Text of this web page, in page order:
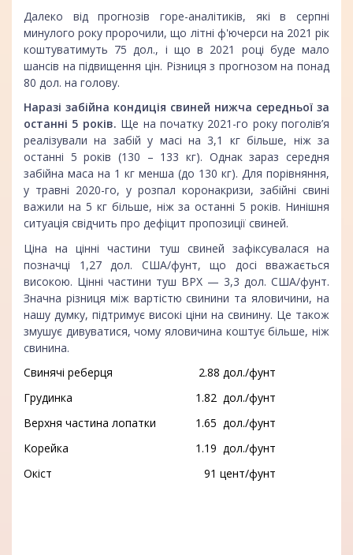
Далеко від прогнозів горе-аналітиків, які в серпні
минулого року пророчили, що літні ф'ючерси на 2021 рік
коштуватимуть 75 дол., і що в 2021 році буде мало
шансів на підвищення цін. Різниця з прогнозом на понад
80 дол. на голову.
Наразі забійна кондиція свиней нижча середньої за
останні 5 років. Ще на початку 2021-го року поголів’я
реалізували на забій у масі на 3,1 кг більше, ніж за
останні 5 років (130 – 133 кг). Однак зараз середня
забійна маса на 1 кг менша (до 130 кг). Для порівняння,
у травні 2020-го, у розпал коронакризи, забійні свині
важили на 5 кг більше, ніж за останні 5 років. Нинішня
ситуація свідчить про дефіцит пропозиції свиней.
Ціна на цінні частини туш свиней зафіксувалася на
позначці 1,27 дол. США/фунт, що досі вважається
високою. Цінні частини туш ВРХ — 3,3 дол. США/фунт.
Значна різниця між вартістю свинини та яловичини, на
нашу думку, підтримує високі ціни на свинину. Це також
змушує дивуватися, чому яловичина коштує більше, ніж
свинина.
Свинячі реберця
2.88 дол./фунт
Грудинка
1.82 дол./фунт
Верхня частина лопатки
1.65 дол./фунт
Корейка
1.19 дол./фунт
Окіст
91 цент/фунт